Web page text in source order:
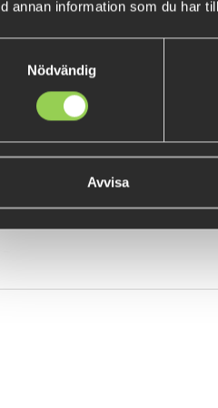
annan information som du har
Nödvändig
Avvisa
NAYS MTL LF 4,5cm